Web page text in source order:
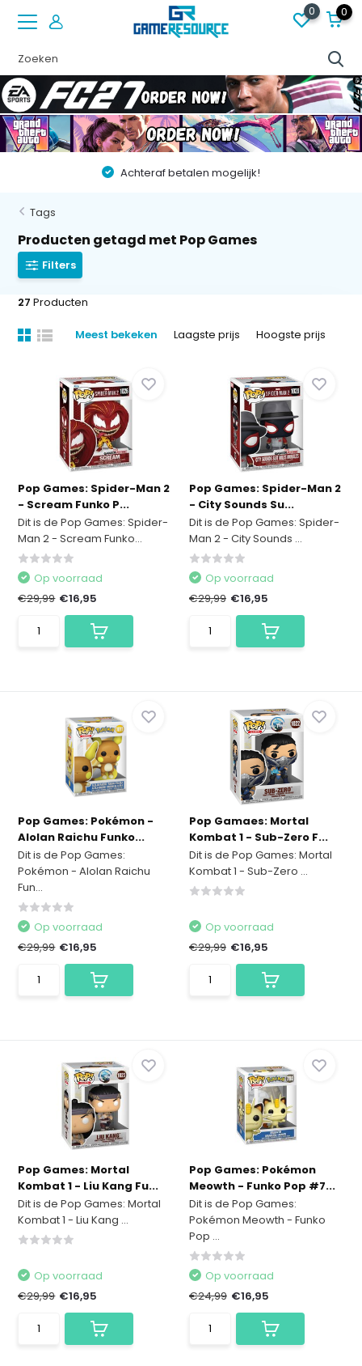
0 0
Vóór 22:00 besteld op werkdagen, volgende dag in huis!
Tags
Producten getagd met Pop Games
Filters
27 Producten
Meest bekeken Laagste prijs Hoogste prijs
Pop Games: Spider-Man 2
- Scream Funko P...
Dit is de Pop Games: Spider-
Man 2 - Scream Funko...
Op voorraad
€29,99 €16,95
Pop Games: Spider-Man 2
- City Sounds Su...
Dit is de Pop Games: Spider-
Man 2 - City Sounds ...
Op voorraad
€29,99 €16,95
Pop Games: Pokémon -
Alolan Raichu Funko...
Dit is de Pop Games:
Pokémon - Alolan Raichu
Fun...
Op voorraad
€29,99 €16,95
Pop Gamaes: Mortal
Kombat 1 - Sub-Zero F...
Dit is de Pop Games: Mortal
Kombat 1 - Sub-Zero ...
Op voorraad
€29,99 €16,95
Pop Games: Mortal
Kombat 1 - Liu Kang Fu...
Dit is de Pop Games: Mortal
Kombat 1 - Liu Kang ...
Op voorraad
€29,99 €16,95
Pop Games: Pokémon
Meowth - Funko Pop #7...
Dit is de Pop Games:
Pokémon Meowth - Funko
Pop ...
Op voorraad
€24,99 €16,95